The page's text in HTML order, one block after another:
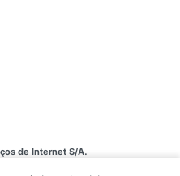
de Internet S/A.